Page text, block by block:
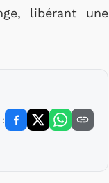
libérant une
: